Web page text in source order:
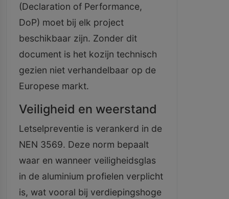
(Declaration of Performance,
DoP) moet bij elk project
beschikbaar zijn. Zonder dit
document is het kozijn technisch
gezien niet verhandelbaar op de
Europese markt.
Veiligheid en weerstand
Letselpreventie is verankerd in de
NEN 3569. Deze norm bepaalt
waar en wanneer veiligheidsglas
in de aluminium profielen verplicht
is, wat vooral bij verdiepingshoge